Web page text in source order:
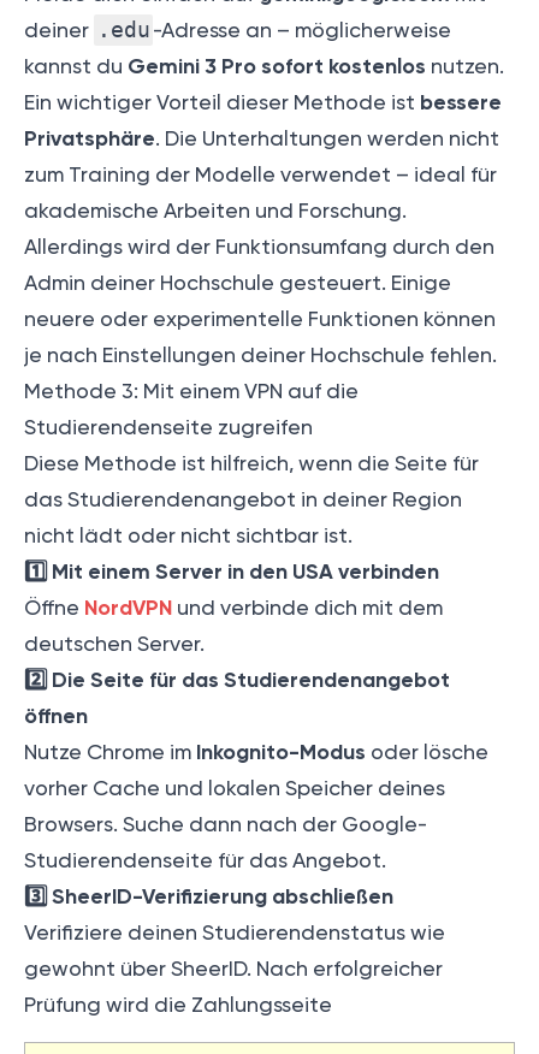
deiner .edu -Adresse an – möglicherweise
kannst du Gemini 3 Pro sofort kostenlos nutzen.
Ein wichtiger Vorteil dieser Methode ist bessere
Privatsphäre. Die Unterhaltungen werden nicht
zum Training der Modelle verwendet – ideal für
akademische Arbeiten und Forschung.
Allerdings wird der Funktionsumfang durch den
Admin deiner Hochschule gesteuert. Einige
neuere oder experimentelle Funktionen können
je nach Einstellungen deiner Hochschule fehlen.
Methode 3: Mit einem VPN auf die
Studierendenseite zugreifen
Diese Methode ist hilfreich, wenn die Seite für
das Studierendenangebot in deiner Region
nicht lädt oder nicht sichtbar ist.
1️⃣ Mit einem Server in den USA verbinden
Öffne NordVPN und verbinde dich mit dem
deutschen Server.
2️⃣ Die Seite für das Studierendenangebot
öffnen
Nutze Chrome im Inkognito-Modus oder lösche
vorher Cache und lokalen Speicher deines
Browsers. Suche dann nach der Google-
Studierendenseite für das Angebot.
3️⃣ SheerID-Verifizierung abschließen
Verifiziere deinen Studierendenstatus wie
gewohnt über SheerID. Nach erfolgreicher
Prüfung wird die Zahlungsseite